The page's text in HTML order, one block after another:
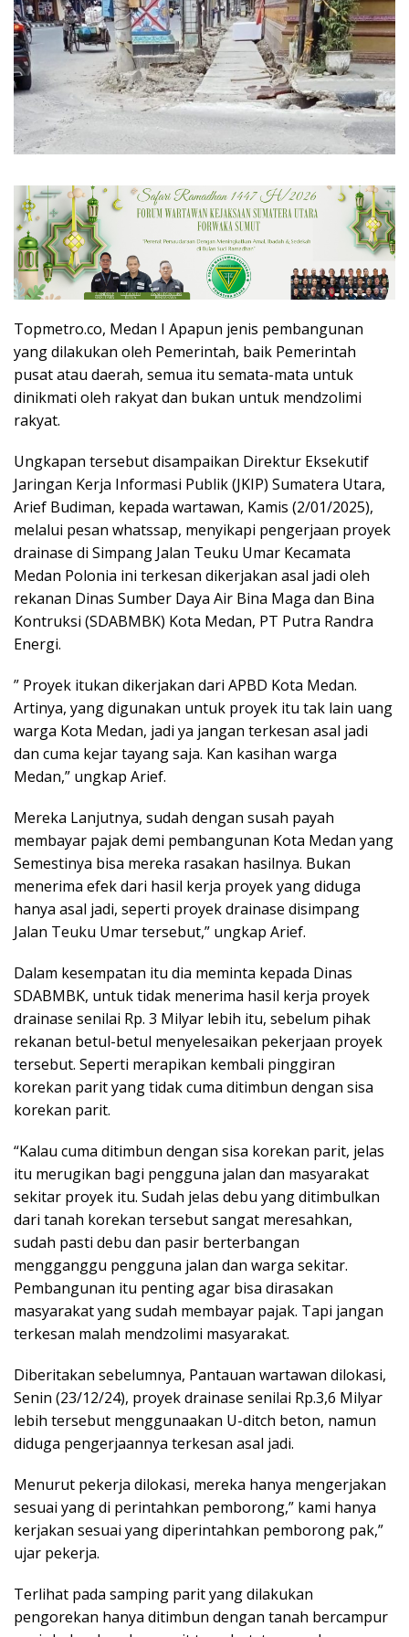
Topmetro.co, Medan I Apapun jenis pembangunan
yang dilakukan oleh Pemerintah, baik Pemerintah
pusat atau daerah, semua itu semata-mata untuk
dinikmati oleh rakyat dan bukan untuk mendzolimi
rakyat.
Ungkapan tersebut disampaikan Direktur Eksekutif
Jaringan Kerja Informasi Publik (JKIP) Sumatera Utara,
Arief Budiman, kepada wartawan, Kamis (2/01/2025),
melalui pesan whatssap, menyikapi pengerjaan proyek
drainase di Simpang Jalan Teuku Umar Kecamata
Medan Polonia ini terkesan dikerjakan asal jadi oleh
rekanan Dinas Sumber Daya Air Bina Maga dan Bina
Kontruksi (SDABMBK) Kota Medan, PT Putra Randra
Energi.
” Proyek itukan dikerjakan dari APBD Kota Medan.
Artinya, yang digunakan untuk proyek itu tak lain uang
warga Kota Medan, jadi ya jangan terkesan asal jadi
dan cuma kejar tayang saja. Kan kasihan warga
Medan,” ungkap Arief.
Mereka Lanjutnya, sudah dengan susah payah
membayar pajak demi pembangunan Kota Medan yang
Semestinya bisa mereka rasakan hasilnya. Bukan
menerima efek dari hasil kerja proyek yang diduga
hanya asal jadi, seperti proyek drainase disimpang
Jalan Teuku Umar tersebut,” ungkap Arief.
Dalam kesempatan itu dia meminta kepada Dinas
SDABMBK, untuk tidak menerima hasil kerja proyek
drainase senilai Rp. 3 Milyar lebih itu, sebelum pihak
rekanan betul-betul menyelesaikan pekerjaan proyek
tersebut. Seperti merapikan kembali pinggiran
korekan parit yang tidak cuma ditimbun dengan sisa
korekan parit.
“Kalau cuma ditimbun dengan sisa korekan parit, jelas
itu merugikan bagi pengguna jalan dan masyarakat
sekitar proyek itu. Sudah jelas debu yang ditimbulkan
dari tanah korekan tersebut sangat meresahkan,
sudah pasti debu dan pasir berterbangan
mengganggu pengguna jalan dan warga sekitar.
Pembangunan itu penting agar bisa dirasakan
masyarakat yang sudah membayar pajak. Tapi jangan
terkesan malah mendzolimi masyarakat.
Diberitakan sebelumnya, Pantauan wartawan dilokasi,
Senin (23/12/24), proyek drainase senilai Rp.3,6 Milyar
lebih tersebut menggunaakan U-ditch beton, namun
diduga pengerjaannya terkesan asal jadi.
Menurut pekerja dilokasi, mereka hanya mengerjakan
sesuai yang di perintahkan pemborong,” kami hanya
kerjakan sesuai yang diperintahkan pemborong pak,”
ujar pekerja.
Terlihat pada samping parit yang dilakukan
pengorekan hanya ditimbun dengan tanah bercampur